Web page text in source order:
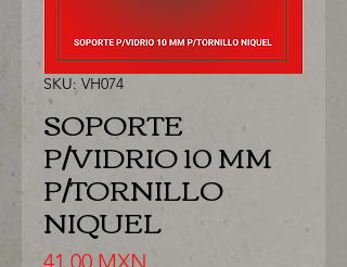
SKU: VH074
SOPORTE
P/VIDRIO 10 MM
P/TORNILLO
NIQUEL
41,00 MXN